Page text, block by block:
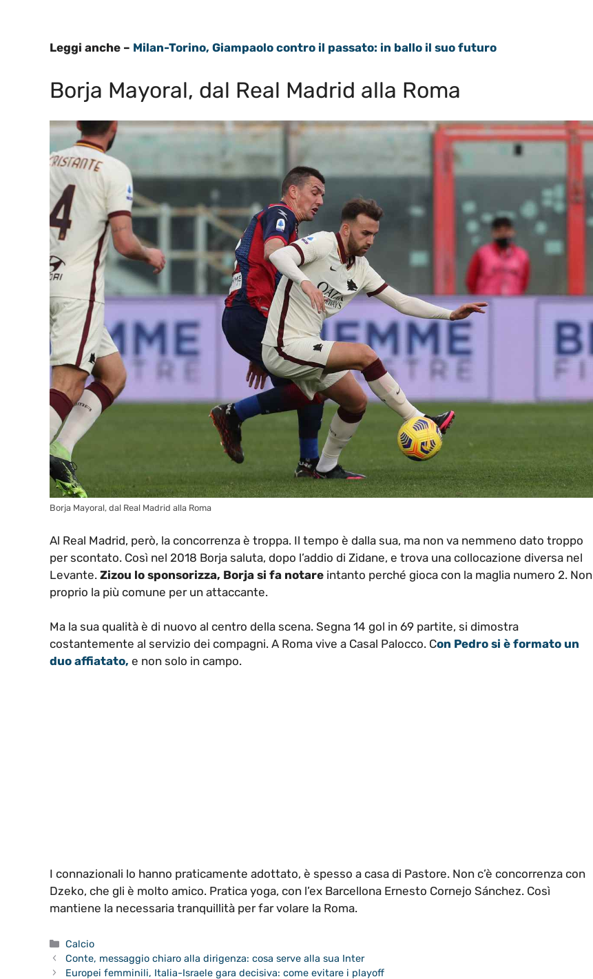
Leggi anche – Milan-Torino, Giampaolo contro il passato: in ballo il suo futuro
Borja Mayoral, dal Real Madrid alla Roma
Borja Mayoral, dal Real Madrid alla Roma
Al Real Madrid, però, la concorrenza è troppa. Il tempo è dalla sua, ma non va nemmeno dato troppo
per scontato. Così nel 2018 Borja saluta, dopo l’addio di Zidane, e trova una collocazione diversa nel
Levante. Zizou lo sponsorizza, Borja si fa notare intanto perché gioca con la maglia numero 2. Non
proprio la più comune per un attaccante.
Ma la sua qualità è di nuovo al centro della scena. Segna 14 gol in 69 partite, si dimostra
costantemente al servizio dei compagni. A Roma vive a Casal Palocco. Con Pedro si è formato un
duo affiatato, e non solo in campo.
I connazionali lo hanno praticamente adottato, è spesso a casa di Pastore. Non c’è concorrenza con
Dzeko, che gli è molto amico. Pratica yoga, con l’ex Barcellona Ernesto Cornejo Sánchez. Così
mantiene la necessaria tranquillità per far volare la Roma.
Categorie
Calcio
Conte, messaggio chiaro alla dirigenza: cosa serve alla sua Inter
Europei femminili, Italia-Israele gara decisiva: come evitare i playoff